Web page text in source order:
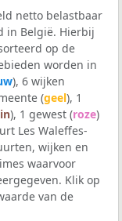
netto belastbaar
in België. Hierbij
op de
worden in
), 6 wijken
(geel), 1
), 1 gewest (roze)
Les Waleffes-
wijken en
waarvoor
Klik op
van de